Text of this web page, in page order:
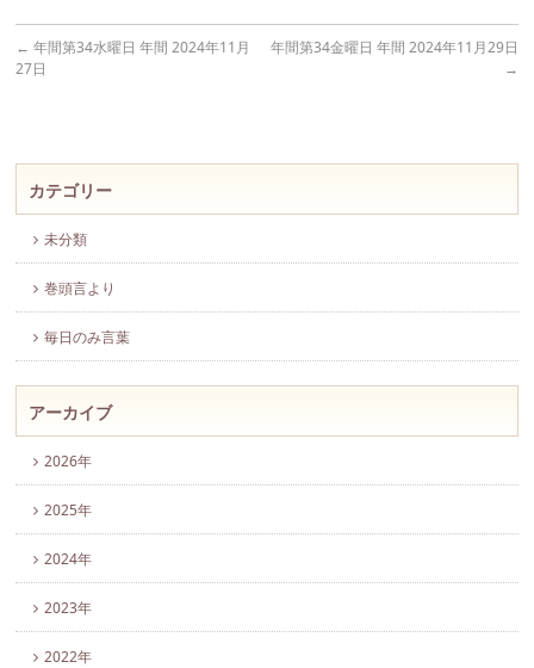
← 年間第34水曜日 年間 2024年11月
27日
年間第34金曜日 年間 2024年11月29日
→
カテゴリー
未分類
巻頭言より
毎日のみ言葉
アーカイブ
2026年
2025年
2024年
2023年
2022年